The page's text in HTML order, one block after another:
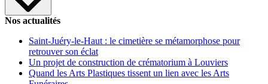
Nos actualités
Saint-Juéry-le-Haut : le cimetière se métamorphose pour
retrouver son éclat
Un projet de construction de crématorium à Louviers
Quand les Arts Plastiques tissent un lien avec les Arts